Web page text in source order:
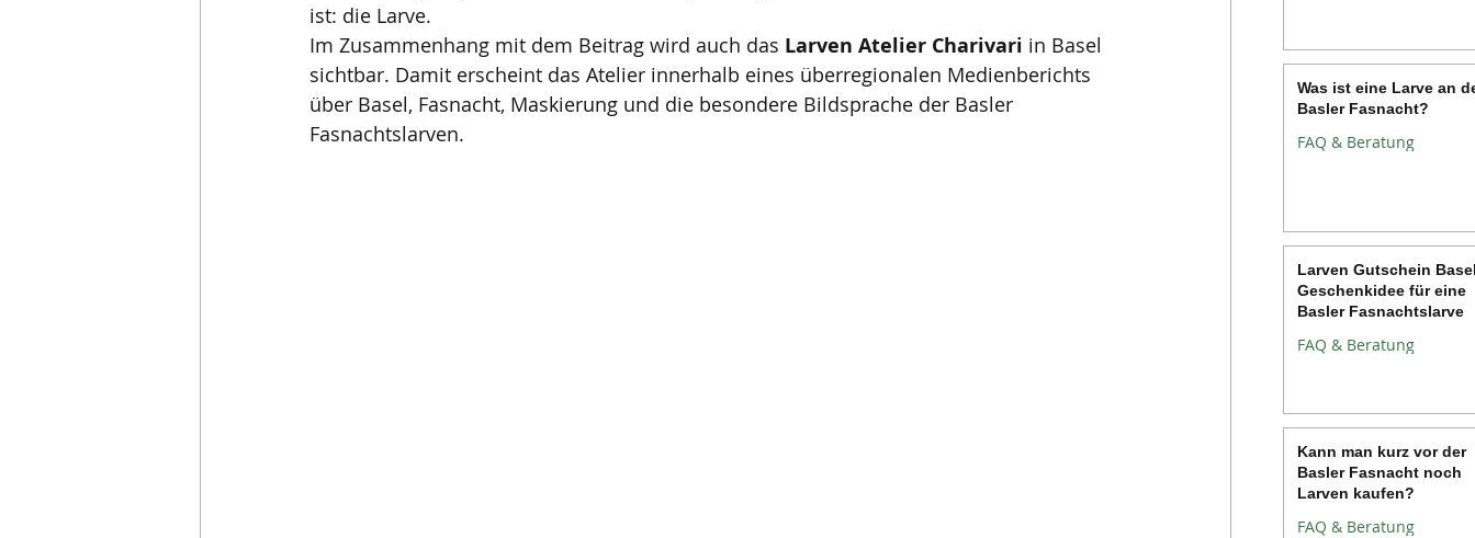
ist: die Larve.
Im Zusammenhang mit dem Beitrag wird auch das Larven Atelier Charivari in Basel
sichtbar. Damit erscheint das Atelier innerhalb eines überregionalen Medienberichts
über Basel, Fasnacht, Maskierung und die besondere Bildsprache der Basler
Fasnachtslarven.
Was ist eine Larve an
Basler Fasnacht?
FAQ & Beratung
Larven Gutschein
Geschenkidee für eine
Basler Fasnachtslarve
FAQ & Beratung
Kann man kurz vor der
Basler Fasnacht noch
Larven kaufen?
FAQ & Beratung